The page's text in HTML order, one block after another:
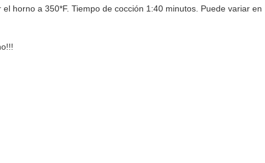
horno a 350*F. Tiempo de cocción 1:40 minutos. Puede variar en